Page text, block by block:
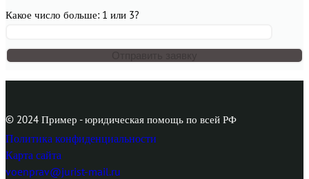
Какое число больше: 1 или 3?
© 2024 Пример - юридическая помощь по всей РФ
Политика конфиденциальности
Карта сайта
voenprav@jurist-mail.ru